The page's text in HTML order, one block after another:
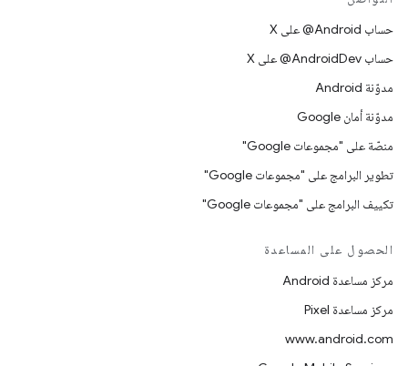
حساب ‎@Android على X
حساب ‎@AndroidDev على X
مدوّنة Android
مدوّنة أمان Google
منصّة على "مجموعات Google"
تطوير البرامج على "مجموعات Google"
تكييف البرامج على "مجموعات Google"
الحصول على المساعدة
مركز مساعدة Android
مركز مساعدة Pixel
www.android.com